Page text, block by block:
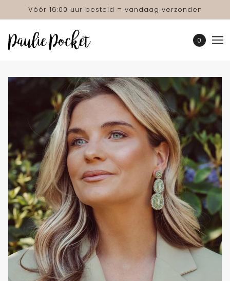
Vóór 16:00 uur besteld = vandaag verzonden
0